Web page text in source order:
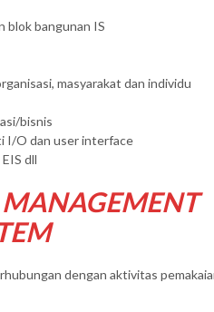
blok bangunan IS
masyarakat dan individu
bisnis
I/O dan user interface
dll
dengan aktivitas